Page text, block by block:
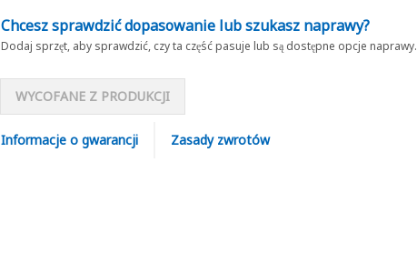
Chcesz sprawdzić dopasowanie lub szukasz naprawy?
Dodaj sprzęt, aby sprawdzić, czy ta część pasuje lub są dostępne opcje naprawy.
WYCOFANE Z PRODUKCJI
Informacje o gwarancji Zasady zwrotów